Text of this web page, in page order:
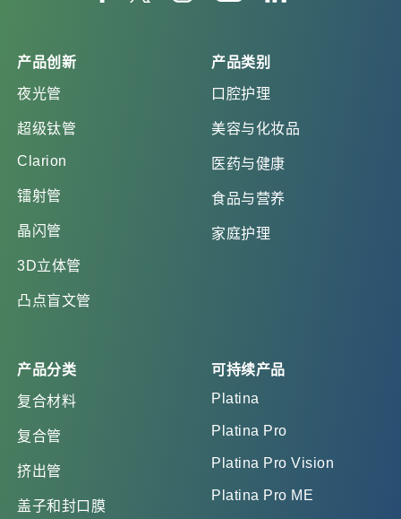
产品创新
夜光管
超级钛管
Clarion
镭射管
晶闪管
3D立体管
凸点盲文管
产品类别
口腔护理
美容与化妆品
医药与健康
食品与营养
家庭护理
产品分类
复合材料
复合管
挤出管
盖子和封口膜
可持续产品
Platina
Platina Pro
Platina Pro Vision
Platina Pro ME